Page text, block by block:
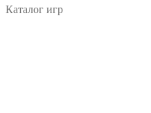
Каталог игр